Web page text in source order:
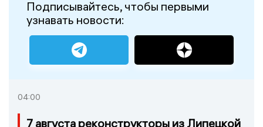
Подписывайтесь, чтобы первыми
узнавать новости:
04:00
7 августа реконструкторы из Липецкой